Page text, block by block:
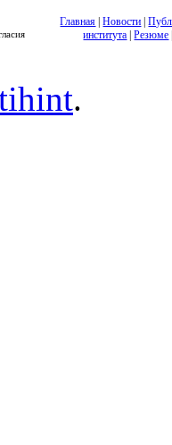
Главная |Новости |
института |Резюме
.